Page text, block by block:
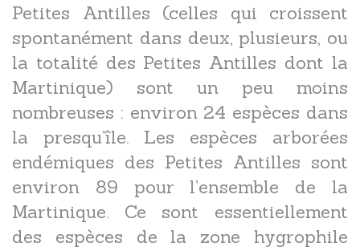
Petites Antilles (celles qui croissent
spontanément dans deux, plusieurs, ou
la totalité des Petites Antilles dont la
Martinique) sont un peu moins
nombreuses : environ 24 espèces dans
la presqu’île. Les espèces arborées
endémiques des Petites Antilles sont
environ 89 pour l’ensemble de la
Martinique. Ce sont essentiellement
des espèces de la zone hygrophile